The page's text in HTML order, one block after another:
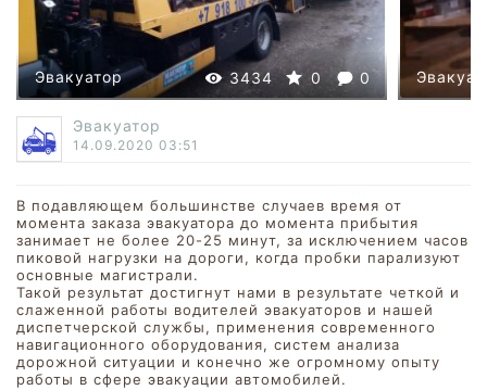
3434 0 0
Эвакуатор
Эвакуатор
14.09.2020 03:51
В подавляющем большинстве случаев время от
момента заказа эвакуатора до момента прибытия
занимает не более 20-25 минут, за исключением часов
пиковой нагрузки на дороги, когда пробки парализуют
основные магистрали.
Такой результат достигнут нами в результате четкой и
слаженной работы водителей эвакуаторов и нашей
диспетчерской службы, применения современного
навигационного оборудования, систем анализа
дорожной ситуации и конечно же огромному опыту
работы в сфере эвакуации автомобилей.